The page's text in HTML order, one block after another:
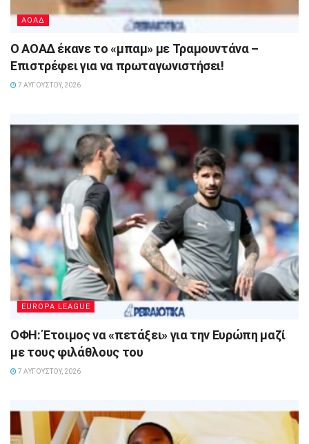
ΑΟΑΔ
Ο ΑΟΑΔ έκανε το «μπαμ» με Τραμουντάνα –
Επιστρέφει για να πρωταγωνιστήσει!
7 ΑΥΓΟΎΣΤΟΥ, 2026
EUROPA LEAGUE
ΟΦΗ: Έτοιμος να «πετάξει» για την Ευρώπη μαζί
με τους φιλάθλους του
7 ΑΥΓΟΎΣΤΟΥ, 2026